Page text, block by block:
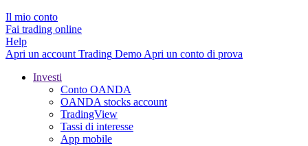
Il mio conto
Fai trading online
Help
Apri un account Trading Demo Apri un conto di prova
Investi
Conto OANDA
OANDA stocks account
TradingView
Tassi di interesse
App mobile